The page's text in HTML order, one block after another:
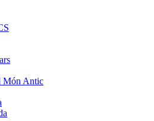
Món Antic